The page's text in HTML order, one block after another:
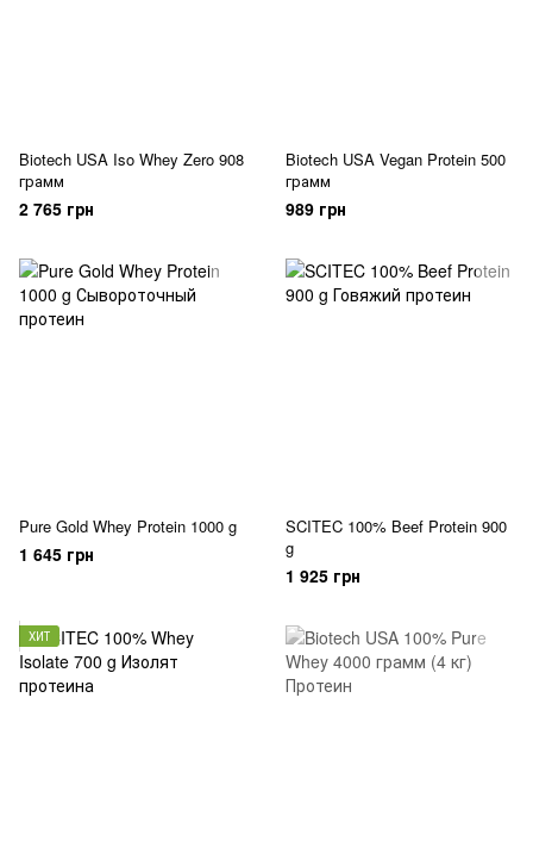
Biotech USA Iso Whey Zero 908
грамм
2 765 грн
Biotech USA Vegan Protein 500
грамм
989 грн
Pure Gold Whey Protein 1000 g
1 645 грн
SCITEC 100% Beef Protein 900
g
1 925 грн
ХИТ